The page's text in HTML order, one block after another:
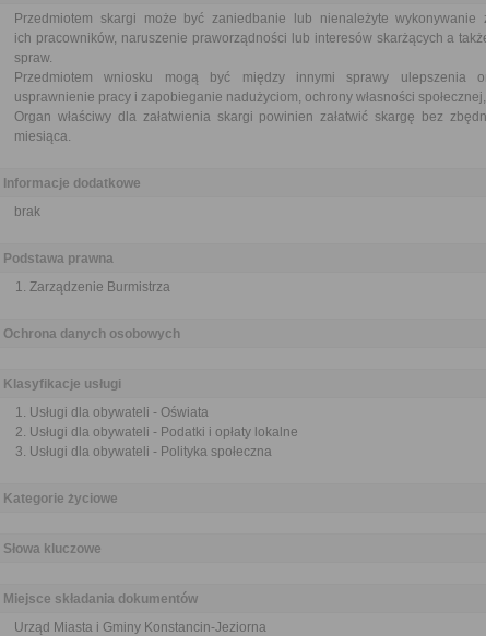
Przedmiotem skargi może być zaniedbanie lub nienależyte
ich pracowników, naruszenie praworządności lub interesów skarżących a
spraw.
Przedmiotem wniosku mogą być między innymi sprawy ulepszenia
usprawnienie pracy i zapobieganie nadużyciom, ochrony własności
Organ właściwy dla załatwienia skargi powinien załatwić skargę bez
miesiąca.
Informacje dodatkowe
brak
Podstawa prawna
Zarządzenie Burmistrza
Ochrona danych osobowych
Klasyfikacje usługi
Usługi dla obywateli - Oświata
Usługi dla obywateli - Podatki i opłaty lokalne
Usługi dla obywateli - Polityka społeczna
Kategorie życiowe
Słowa kluczowe
Miejsce składania dokumentów
Urząd Miasta i Gminy Konstancin-Jeziorna